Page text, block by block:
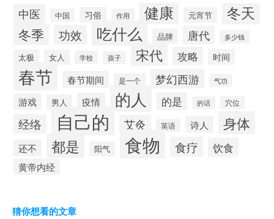
中医 中国 习俗 作用 健康 元宵节 冬天
冬季 功效 吃什么 品牌 唐代 多少钱
太极 女人 学校 孩子 宋代 攻略 时间
春节 春节期间 是一个 梦幻西游 气功
游戏 男人 疫情 的人 的是 的话 穴位
经络 自己的 艾灸 英语 诗人 身体
还不 都是 阳气 食物 食疗 饮食
黄帝内经
猜你想看的文章